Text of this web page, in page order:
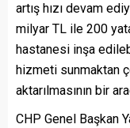
artış hızı devam
milyar TL ile 200
hastanesi inşa
hizmeti sunmaktan
aktarılmasının bir
CHP Genel Başkan